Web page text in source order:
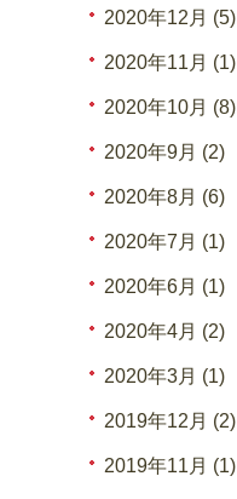
2020年12月 (5)
2020年11月 (1)
2020年10月 (8)
2020年9月 (2)
2020年8月 (6)
2020年7月 (1)
2020年6月 (1)
2020年4月 (2)
2020年3月 (1)
2019年12月 (2)
2019年11月 (1)